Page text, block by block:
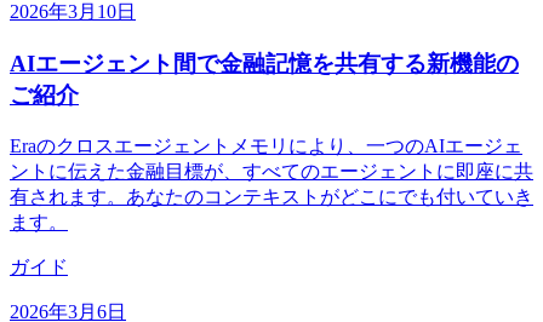
2026年3月10日
AIエージェント間で金融記憶を共有する新機能の
ご紹介
Eraのクロスエージェントメモリにより、一つのAIエージェ
ントに伝えた金融目標が、すべてのエージェントに即座に共
有されます。あなたのコンテキストがどこにでも付いていき
ます。
ガイド
2026年3月6日